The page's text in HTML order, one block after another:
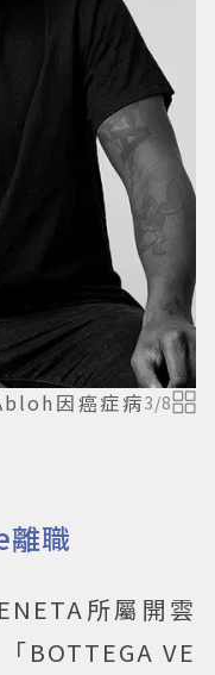
因癌症病3/8
離職
所屬開雲
BOTTEGA VE